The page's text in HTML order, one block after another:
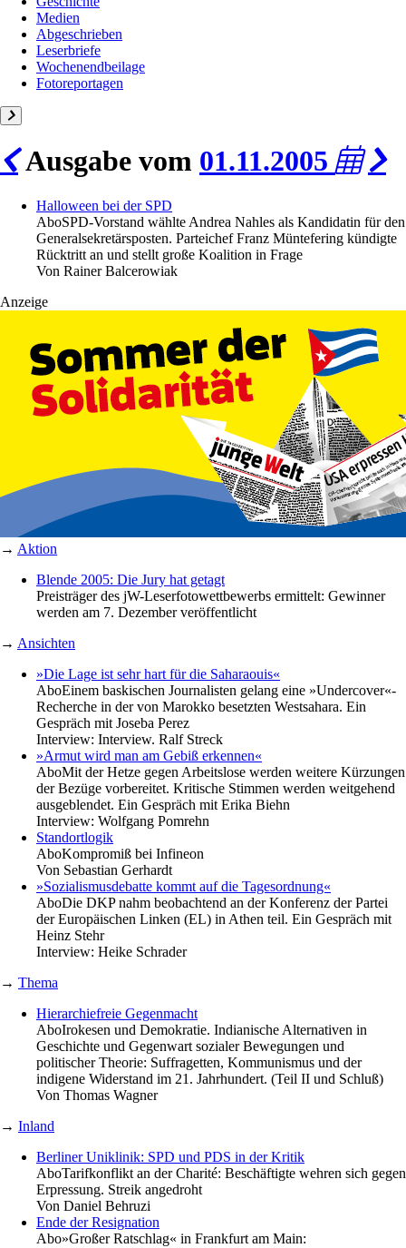
Medien
Abgeschrieben
Leserbriefe
Wochenendbeilage
Fotoreportagen
Ausgabe vom 01.11.2005
Halloween bei der SPD
AboSPD-Vorstand wählte Andrea Nahles als Kandidatin für den
Generalsekretärsposten. Parteichef Franz Müntefering kündigte
Rücktritt an und stellt große Koalition in Frage
Von Rainer Balcerowiak
Anzeige
→ Aktion
Blende 2005: Die Jury hat getagt
Preisträger des jW-Leserfotowettbewerbs ermittelt: Gewinner
werden am 7. Dezember veröffentlicht
→ Ansichten
»Die Lage ist sehr hart für die Saharaouis«
AboEinem baskischen Journalisten gelang eine »Undercover«-
Recherche in der von Marokko besetzten Westsahara. Ein
Gespräch mit Joseba Perez
Interview: Interview. Ralf Streck
»Armut wird man am Gebiß erkennen«
AboMit der Hetze gegen Arbeitslose werden weitere Kürzungen
der Bezüge vorbereitet. Kritische Stimmen werden weitgehend
ausgeblendet. Ein Gespräch mit Erika Biehn
Interview: Wolfgang Pomrehn
Standortlogik
AboKompromiß bei Infineon
Von Sebastian Gerhardt
»Sozialismusdebatte kommt auf die Tagesordnung«
AboDie DKP nahm beobachtend an der Konferenz der Partei
der Europäischen Linken (EL) in Athen teil. Ein Gespräch mit
Heinz Stehr
Interview: Heike Schrader
→ Thema
Hierarchiefreie Gegenmacht
AboIrokesen und Demokratie. Indianische Alternativen in
Geschichte und Gegenwart sozialer Bewegungen und
politischer Theorie: Suffragetten, Kommunismus und der
indigene Widerstand im 21. Jahrhundert. (Teil II und Schluß)
Von Thomas Wagner
→ Inland
Berliner Uniklinik: SPD und PDS in der Kritik
AboTarifkonflikt an der Charité: Beschäftigte wehren sich gegen
Erpressung. Streik angedroht
Von Daniel Behruzi
Ende der Resignation
Abo»Großer Ratschlag« in Frankfurt am Main: